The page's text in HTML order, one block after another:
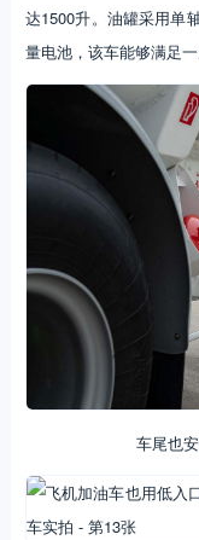
达1500升。油罐采用单
量电池，该车能够满足一
车尾也